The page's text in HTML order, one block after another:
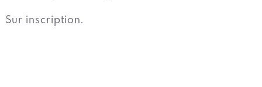
Sur inscription.